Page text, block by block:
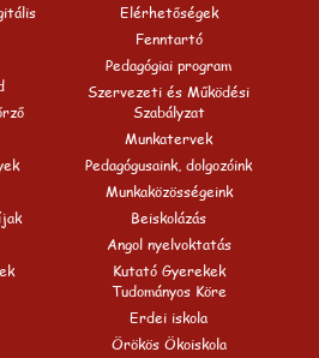
Elérhetőségek
Fenntartó
Pedagógiai program
Szervezeti és Működési
Szabályzat
Munkatervek
Pedagógusaink, dolgozóink
Munkaközösségeink
Beiskolázás
Angol nyelvoktatás
Kutató Gyerekek
Tudományos Köre
Erdei iskola
Örökös Ökoiskola